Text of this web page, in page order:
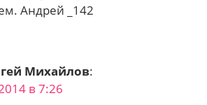
Андрей _142
Михайлов:
в 7:26